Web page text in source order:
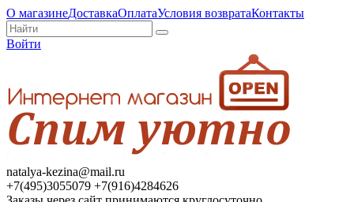
О магазинеДоставкаОплатаУсловия возвратаКонтакты
Войти
natalya-kezina@mail.ru
+7(495)3055079 +7(916)4284626